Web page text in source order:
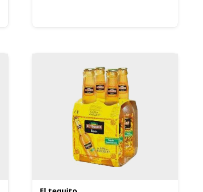
als begeleider bij pittige gerechten
uit de Mexicaanse keuken.